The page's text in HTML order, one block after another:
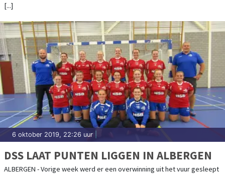
[...]
6 oktober 2019, 22:26 uur
DSS LAAT PUNTEN LIGGEN IN ALBERGEN
ALBERGEN - Vorige week werd er een overwinning uit het vuur gesleept